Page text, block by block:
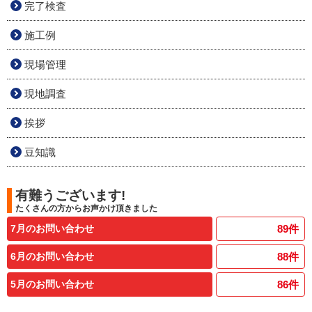
完了検査
施工例
現場管理
現地調査
挨拶
豆知識
有難うございます!
たくさんの方からお声かけ頂きました
7月のお問い合わせ 89件
6月のお問い合わせ 88件
5月のお問い合わせ 86件